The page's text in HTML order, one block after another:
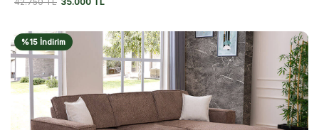
%15 İndirim